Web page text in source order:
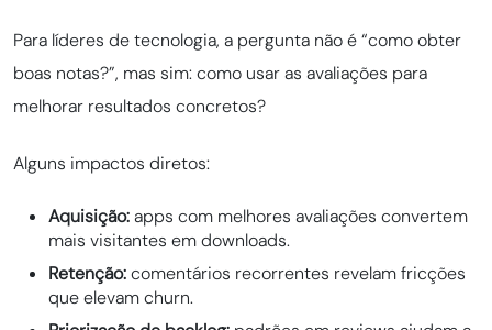
Para líderes de tecnologia, a pergunta não é “como obter
boas notas?”, mas sim: como usar as avaliações para
melhorar resultados concretos?
Alguns impactos diretos:
Aquisição:apps com melhores avaliações convertem
mais visitantes em downloads.
Retenção:comentários recorrentes revelam fricções
que elevam churn.